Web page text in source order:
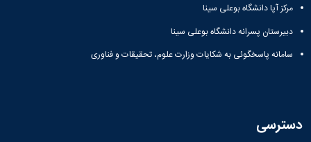
پژوهشی
سال
1398
نشریات
فناوری
مرکز آپا دانشگاه بوعلی سینا
دبیرستان پسرانه دانشگاه بوعلی سینا
سامانه پاسخگوئی به شکایات وزارت علوم، تحقیقات و فناوری
دسترسی